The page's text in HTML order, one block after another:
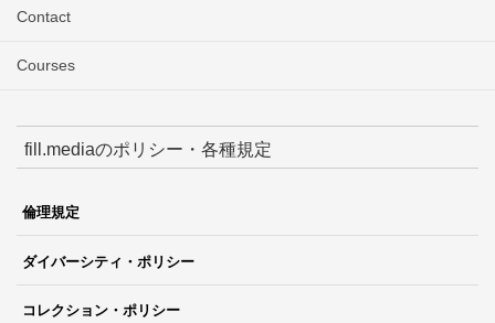
Contact
Courses
fill.mediaのポリシー・各種規定
倫理規定
ダイバーシティ・ポリシー
コレクション・ポリシー